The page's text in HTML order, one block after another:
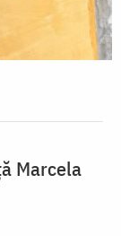
Marcela